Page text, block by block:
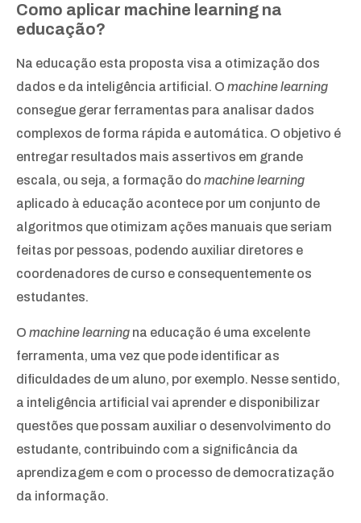
Como aplicar machine learning na
educação?
Na educação esta proposta visa a otimização dos
dados e da inteligência artificial. O machine learning
consegue gerar ferramentas para analisar dados
complexos de forma rápida e automática. O objetivo é
entregar resultados mais assertivos em grande
escala, ou seja, a formação do machine learning
aplicado à educação acontece por um conjunto de
algoritmos que otimizam ações manuais que seriam
feitas por pessoas, podendo auxiliar diretores e
coordenadores de curso e consequentemente os
estudantes.
O machine learning na educação é uma excelente
ferramenta, uma vez que pode identificar as
dificuldades de um aluno, por exemplo. Nesse sentido,
a inteligência artificial vai aprender e disponibilizar
questões que possam auxiliar o desenvolvimento do
estudante, contribuindo com a significância da
aprendizagem e com o processo de democratização
da informação.